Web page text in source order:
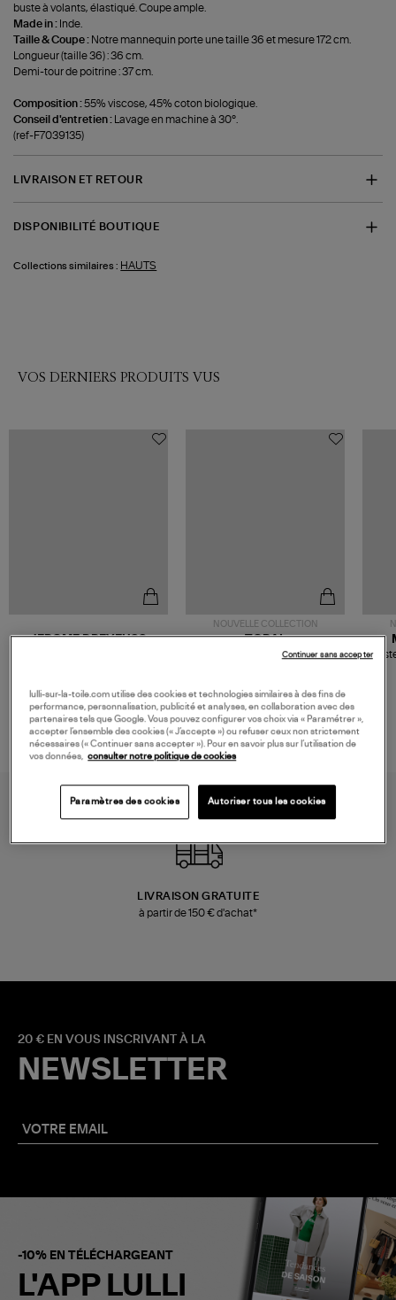
buste à volants, élastiqué. Coupe ample.
Made in : Inde.
Taille & Coupe : Notre mannequin porte une taille 36 et mesure 172 cm.
Longueur (taille 36) : 36 cm.
Demi-tour de poitrine : 37 cm.
Composition :55% viscose, 45% coton biologique.
Conseil d'entretien :
Lavage en machine à 30°.
(ref-F7039135)
LIVRAISON ET RETOUR
DISPONIBILITÉ BOUTIQUE
Collections similaires : HAUTS
VOS DERNIERS PRODUITS VUS
JEROME DREYFUSS
NOUVELLE COLLECTION
TORAL
Mocassins Killian Sport
LIVRAISON GRATUITE
à partir de 150 € d'achat*
20 € EN VOUS INSCRIVANT À LA
NEWSLETTER
-10% EN TÉLÉCHARGEANT
L'APP LULLI
lulli-sur-la-toile.com utilise des cookies et technologies similaires à des fins de
performance, personnalisation, publicité et analyses, en collaboration avec des
partenaires tels que Google. Vous pouvez configurer vos choix via « Paramétrer »,
accepter l’ensemble des cookies (« J’accepte ») ou refuser ceux non strictement
nécessaires (« Continuer sans accepter »). Pour en savoir plus sur l’utilisation de
vos données,
consulter notre politique de cookies
Paramètres des cookies Autoriser tous les cookies
Continuer sans accepter